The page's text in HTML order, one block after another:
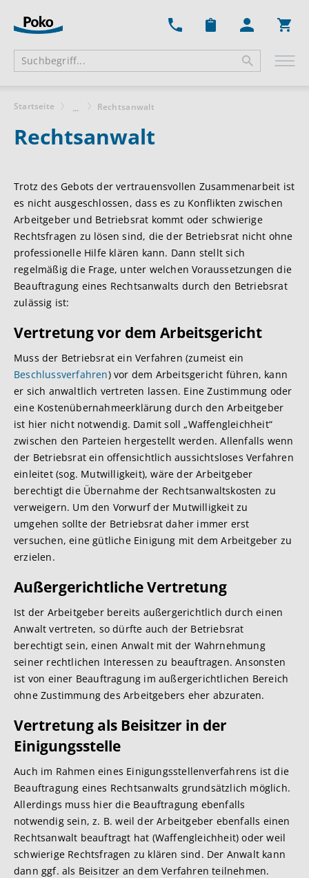
Startseite ... Rechtsanwalt
Rechtsanwalt
Trotz des Gebots der vertrauensvollen Zusammenarbeit ist
es nicht ausgeschlossen, dass es zu Konflikten zwischen
Arbeitgeber und Betriebsrat kommt oder schwierige
Rechtsfragen zu lösen sind, die der Betriebsrat nicht ohne
professionelle Hilfe klären kann. Dann stellt sich
regelmäßig die Frage, unter welchen Voraussetzungen die
Beauftragung eines Rechtsanwalts durch den Betriebsrat
zulässig ist:
Vertretung vor dem Arbeitsgericht
Muss der Betriebsrat ein Verfahren (zumeist ein
Beschlussverfahren) vor dem Arbeitsgericht führen, kann
er sich anwaltlich vertreten lassen. Eine Zustimmung oder
eine Kostenübernahmeerklärung durch den Arbeitgeber
ist hier nicht notwendig. Damit soll „Waffengleichheit“
zwischen den Parteien hergestellt werden. Allenfalls wenn
der Betriebsrat ein offensichtlich aussichtsloses Verfahren
einleitet (sog. Mutwilligkeit), wäre der Arbeitgeber
berechtigt die Übernahme der Rechtsanwaltskosten zu
verweigern. Um den Vorwurf der Mutwilligkeit zu
umgehen sollte der Betriebsrat daher immer erst
versuchen, eine gütliche Einigung mit dem Arbeitgeber zu
erzielen.
Außergerichtliche Vertretung
Ist der Arbeitgeber bereits außergerichtlich durch einen
Anwalt vertreten, so dürfte auch der Betriebsrat
berechtigt sein, einen Anwalt mit der Wahrnehmung
seiner rechtlichen Interessen zu beauftragen. Ansonsten
ist von einer Beauftragung im außergerichtlichen Bereich
ohne Zustimmung des Arbeitgebers eher abzuraten.
Vertretung als Beisitzer in der
Einigungsstelle
Auch im Rahmen eines Einigungsstellenverfahrens ist die
Beauftragung eines Rechtsanwalts grundsätzlich möglich.
Allerdings muss hier die Beauftragung ebenfalls
notwendig sein, z. B. weil der Arbeitgeber ebenfalls einen
Rechtsanwalt beauftragt hat (Waffengleichheit) oder weil
schwierige Rechtsfragen zu klären sind. Der Anwalt kann
dann ggf. als Beisitzer an dem Verfahren teilnehmen.